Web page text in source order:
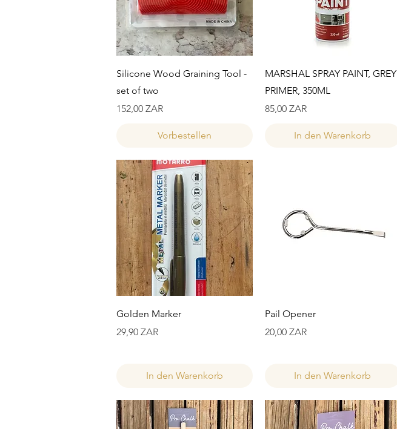
Schnellansicht
Silicone Wood Graining Tool -
set of two
Preis
152,00 ZAR
Vorbestellen
Schnellansicht
MARSHAL SPRAY PAINT, GREY
PRIMER, 350ML
Preis
85,00 ZAR
In den Warenkorb
Schnellansicht
Golden Marker
Preis
29,90 ZAR
In den Warenkorb
Schnellansicht
Pail Opener
Preis
20,00 ZAR
In den Warenkorb